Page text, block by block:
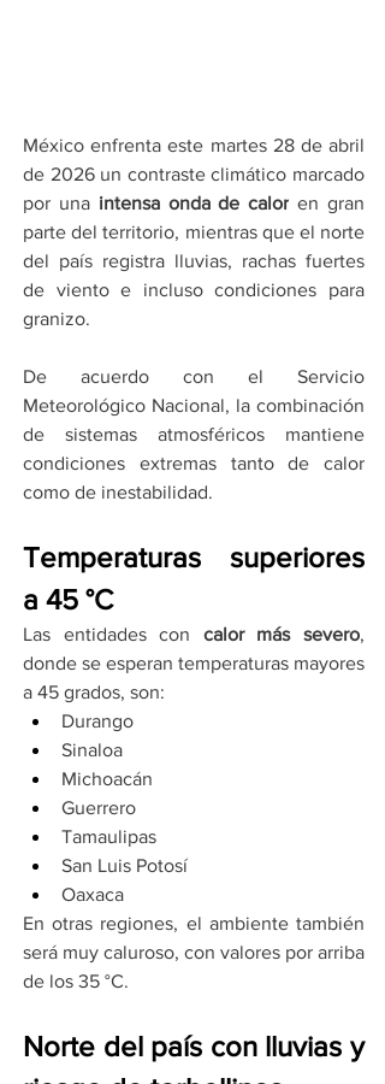
México enfrenta este martes 28 de abril
de 2026 un contraste climático marcado
por una intensa onda de calor en gran
parte del territorio, mientras que el norte
del país registra lluvias, rachas fuertes
de viento e incluso condiciones para
granizo.
De acuerdo con el Servicio
Meteorológico Nacional, la combinación
de sistemas atmosféricos mantiene
condiciones extremas tanto de calor
como de inestabilidad.
Temperaturas superiores
a 45 °C
Las entidades con calor más severo,
donde se esperan temperaturas mayores
a 45 grados, son:
Durango
Sinaloa
Michoacán
Guerrero
Tamaulipas
San Luis Potosí
Oaxaca
En otras regiones, el ambiente también
será muy caluroso, con valores por arriba
de los 35 °C.
Norte del país con lluvias y